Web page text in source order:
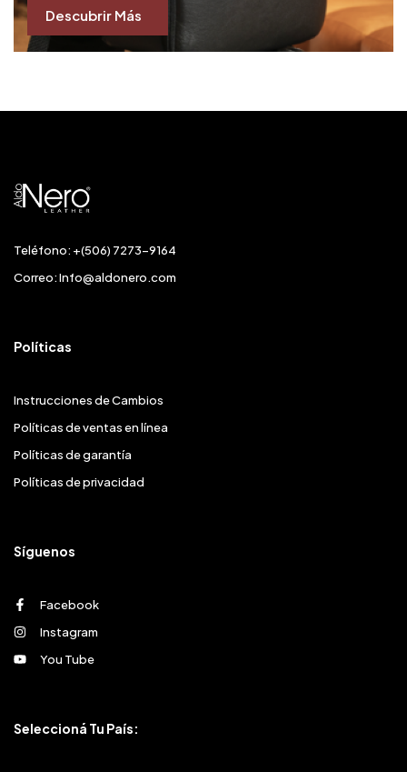
Descubrir Más
Teléfono: +(506) 7273-9164
Correo:Info@aldonero.com
Políticas
Instrucciones de Cambios
Políticas de ventas en línea
Políticas de garantía
Políticas de privacidad
Síguenos
Facebook
Instagram
You Tube
Seleccioná Tu País: